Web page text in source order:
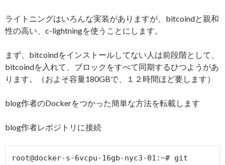
ライトニングはいろんな実装がありますが、bitcoindと親和
性の高い、c-lightningを使うことにします。
まず、bitcoindをインストールしてない人は前段階として、
bitcoindを入れて、ブロックをすべて同期するひつようがあ
ります。（およそ容量180GBで、１２時間ほど要します）
blog作者のDockerをつかった簡単な方法を転載します
blog作者レポジトリに接続
root@docker-s-6vcpu-16gb-nyc3-01:~# git